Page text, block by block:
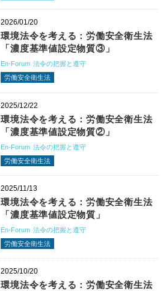
2026/01/20
環境法令を考える：労働安全衛生法
「濃度基準値設定物質③」
En-Forum 法令の把握と遵守
労働安全衛生法
2025/12/22
環境法令を考える：労働安全衛生法
「濃度基準値設定物質②」
En-Forum 法令の把握と遵守
労働安全衛生法
2025/11/13
環境法令を考える：労働安全衛生法
「濃度基準値設定物質」
En-Forum 法令の把握と遵守
労働安全衛生法
2025/10/20
環境法令を考える：労働安全衛生法